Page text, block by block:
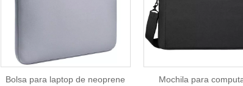
Bolsa para laptop de neoprene
Mochila para